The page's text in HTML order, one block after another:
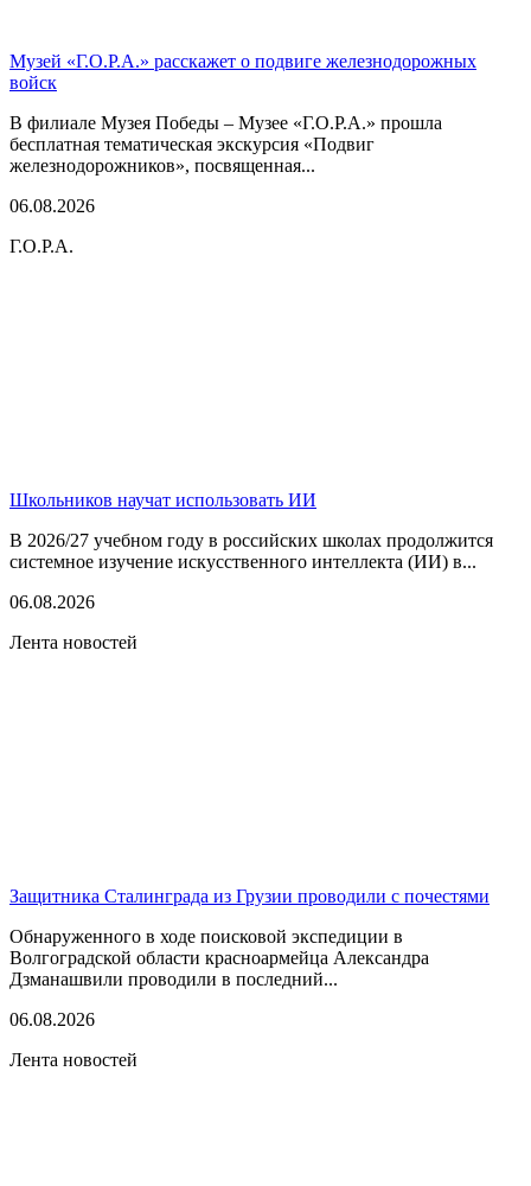
Музей «Г.О.Р.А.» расскажет о подвиге железнодорожных
войск
В филиале Музея Победы – Музее «Г.О.Р.А.» прошла
бесплатная тематическая экскурсия «Подвиг
железнодорожников», посвященная...
06.08.2026
Г.О.Р.А.
Школьников научат использовать ИИ
В 2026/27 учебном году в российских школах продолжится
системное изучение искусственного интеллекта (ИИ) в...
06.08.2026
Лента новостей
Защитника Сталинграда из Грузии проводили с почестями
Обнаруженного в ходе поисковой экспедиции в
Волгоградской области красноармейца Александра
Дзманашвили проводили в последний...
06.08.2026
Лента новостей